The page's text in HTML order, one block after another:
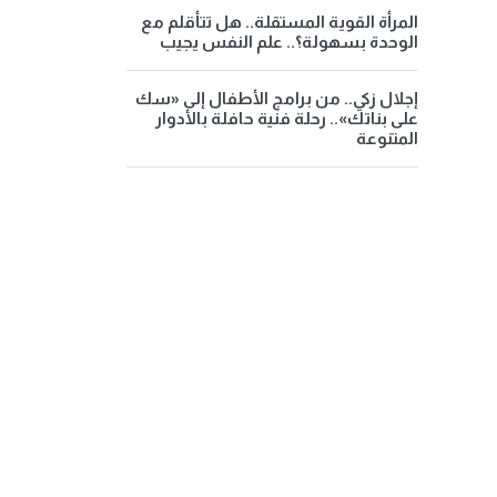
المرأة القوية المستقلة.. هل تتأقلم مع
الوحدة بسهولة؟.. علم النفس يجيب
إجلال زكي.. من برامج الأطفال إلى «سك
على بناتك».. رحلة فنية حافلة بالأدوار
المتنوعة